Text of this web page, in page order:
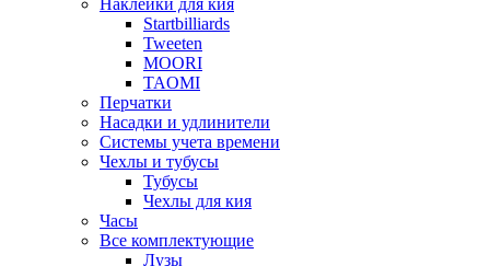
Наклейки для кия
Startbilliards
Tweeten
MOORI
TAOMI
Перчатки
Насадки и удлинители
Системы учета времени
Чехлы и тубусы
Тубусы
Чехлы для кия
Часы
Все комплектующие
Лузы